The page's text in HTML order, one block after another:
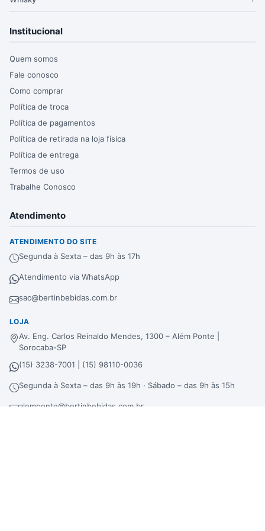
Institucional
Quem somos
Fale conosco
Como comprar
Política de troca
Política de pagamentos
Política de retirada na loja física
Política de entrega
Termos de uso
Trabalhe Conosco
Atendimento
ATENDIMENTO DO SITE
Segunda à Sexta – das 9h às 17h
Atendimento via WhatsApp
sac@bertinbebidas.com.br
LOJA
Av. Eng. Carlos Reinaldo Mendes, 1300 – Além Ponte |
Sorocaba-SP
(15) 3238-7001 | (15) 98110-0036
Segunda à Sexta – das 9h às 19h · Sábado – das 9h às 15h
alemponte@bertinbebidas.com.br